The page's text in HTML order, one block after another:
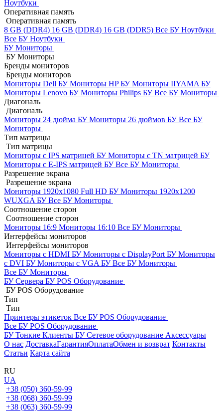
Ноутбуки
Оперативная память
Оперативная память
8 GB (DDR4) 16 GB (DDR4) 16 GB (DDR5) Все БУ Ноутбуки
Все БУ Ноутбуки
БУ Мониторы
БУ Мониторы
Бренды мониторов
Бренды мониторов
Мониторы Dell БУМониторы HP БУМониторы IIYAMA БУ
Мониторы Lenovo БУМониторы Philips БУВсе БУ Мониторы
Диагональ
Диагональ
Мониторы 24 дюйма БУМониторы 26 дюймов БУВсе БУ
Мониторы
Тип матрицы
Тип матрицы
Мониторы с IPS матрицей БУМониторы с TN матрицей БУ
Мониторы с E-IPS матрицей БУВсе БУ Мониторы
Разрешение экрана
Разрешение экрана
Мониторы 1920x1080 Full HD БУМониторы 1920x1200
WUXGA БУВсе БУ Мониторы
Соотношение сторон
Соотношение сторон
Мониторы 16:9 Мониторы 16:10 Все БУ Мониторы
Интерфейсы мониторов
Интерфейсы мониторов
Мониторы с HDMI БУМониторы с DisplayPort БУМониторы
с DVI БУМониторы с VGA БУВсе БУ Мониторы
Все БУ Мониторы
БУ Сервера БУ POS Оборудование
БУ POS Оборудование
Тип
Тип
Принтеры этикеток Все БУ POS Оборудование
Все БУ POS Оборудование
БУ Тонкие Клиенты БУ Сетевое оборудование Аксессуары
О нас ДоставкаГарантияОплатаОбмен и возврат Контакты
Статьи Карта сайта
RU
UA
+38 (050) 360-59-99
+38 (068) 360-59-99
+38 (063) 360-59-99